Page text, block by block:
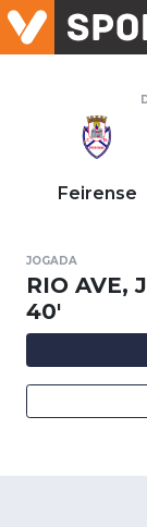
Feirense
JOGADA
RIO AVE,
40'